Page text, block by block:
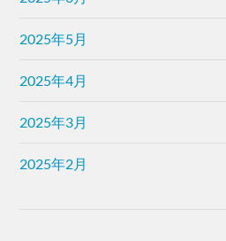
2025年5月
2025年4月
2025年3月
2025年2月